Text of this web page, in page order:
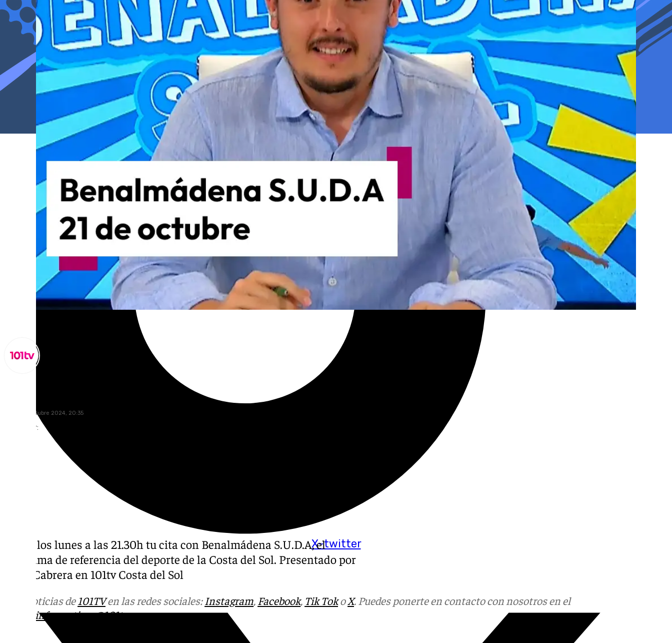
X-twitter
lunes, 21 octubre 2024, 20:35
Compartir:
Todos los lunes a las 21.30h tu cita con Benalmádena S.U.D.A, el
programa de referencia del deporte de la Costa del Sol. Presentado por
Jorge Cabrera en 101tv Costa del Sol
Más noticias de 101TVen las redes sociales: Instagram, Facebook, Tik TokoX. Puedes ponerte en contacto con nosotros en el
informativos@101tv.es